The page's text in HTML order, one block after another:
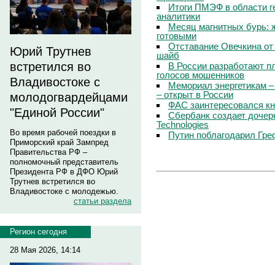
Юрий Трутнев
встретился во
Владивостоке с
молодогвардейцами
"Единой России"
Во время рабочей поездки в
Приморский край Зампред
Правительства РФ –
полномочный представитель
Президента РФ в ДФО Юрий
Трутнев встретился во
Владивостоке с молодежью.
статьи раздела
Регион сегодня
28 Мая 2026, 14:14
Итоги ПМЭФ в области
аналитики
Месяц магнитных бурь:
готовыми
Отставание Овечкина
шайб
В России разработают
голосов мошенников
Мемориал энергетикам
– открыт в России
ФАС заинтересовался
Сбербанк создает
Technologies
Путин поблагодарил